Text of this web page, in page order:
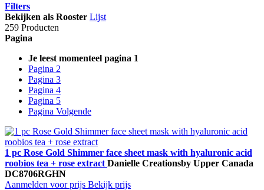
Filters
Bekijken als Rooster Lijst
259 Producten
Pagina
Je leest momenteel pagina 1
Pagina 2
Pagina 3
Pagina 4
Pagina 5
Pagina Volgende
1 pc Rose Gold Shimmer face sheet mask with hyaluronic acid
roobios tea + rose extract Danielle Creationsby Upper Canada
DC8706RGHN
Aanmelden voor prijs Bekijk prijs